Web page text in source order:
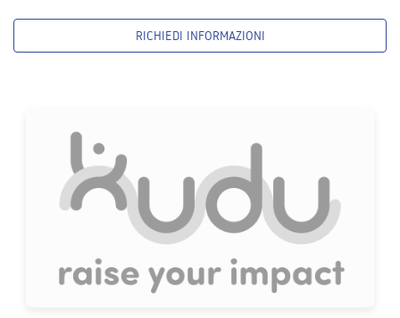
RICHIEDI INFORMAZIONI